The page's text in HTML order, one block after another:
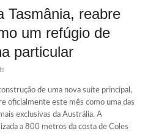
Tasmânia, reabre
um refúgio de
particular
de uma nova suíte principal,
oficialmente este mês como uma das
exclusivas da Austrália. A
a 800 metros da costa de Coles